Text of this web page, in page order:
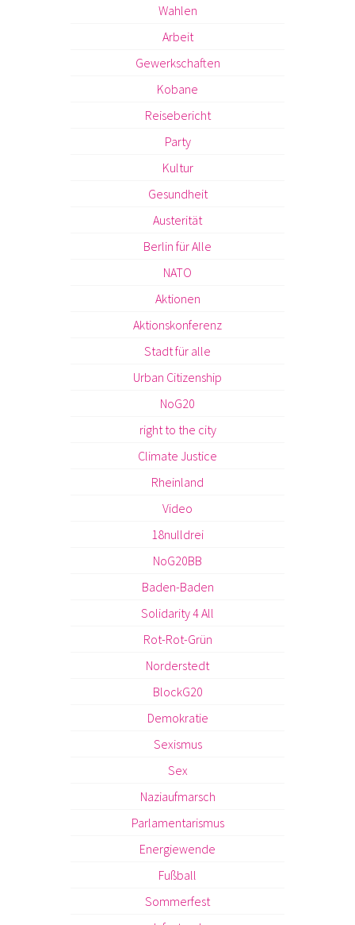
Wahlen
Arbeit
Gewerkschaften
Kobane
Reisebericht
Party
Kultur
Gesundheit
Austerität
Berlin für Alle
NATO
Aktionen
Aktionskonferenz
Stadt für alle
Urban Citizenship
NoG20
right to the city
Climate Justice
Rheinland
Video
18nulldrei
NoG20BB
Baden-Baden
Solidarity 4 All
Rot-Rot-Grün
Norderstedt
BlockG20
Demokratie
Sexismus
Sex
Naziaufmarsch
Parlamentarismus
Energiewende
Fußball
Sommerfest